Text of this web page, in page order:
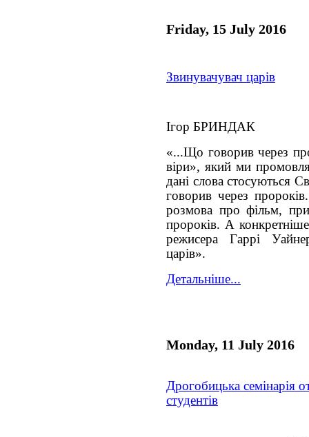
Friday, 15 July 2016
Звинувачувач царів
Ігор БРИНДАК
«...Що говорив через
віри», який ми
дані слова стосуються
говорив через
розмова про фільм,
пророків. А
режисера Гаррі
царів».
Детальніше...
Monday, 11 July 2016
Дрогобицька семінарія
студентів